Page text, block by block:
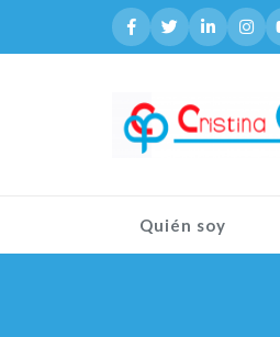
Quién soy